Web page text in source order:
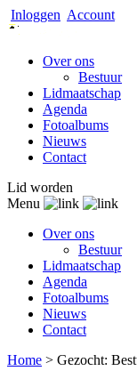
Inloggen Account
Over ons
Bestuur
Lidmaatschap
Agenda
Fotoalbums
Nieuws
Contact
Lid worden
Menu
Over ons
Bestuur
Lidmaatschap
Agenda
Fotoalbums
Nieuws
Contact
Home > Gezocht: